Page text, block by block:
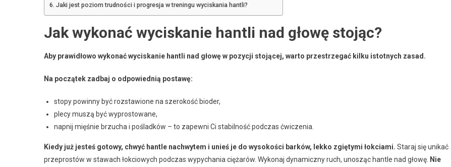
Jaki jest poziom trudności i progresja w treningu wyciskania hantli?
Jak wykonać wyciskanie hantli nad głowę stojąc?
Aby prawidłowo wykonać wyciskanie hantli nad głowę w pozycji stojącej, warto przestrzegać kilku istotnych zasad.
Na początek zadbaj o odpowiednią postawę:
stopy powinny być rozstawione na szerokość bioder,
plecy muszą być wyprostowane,
napnij mięśnie brzucha i pośladków – to zapewni Ci stabilność podczas ćwiczenia.
Kiedy już jesteś gotowy, chwyć hantle nachwytem i unieś je do wysokości barków, lekko zgiętymi łokciami. Staraj się unikać
przeprostów w stawach łokciowych podczas wypychania ciężarów. Wykonaj dynamiczny ruch, unosząc hantle nad głowę. Nie